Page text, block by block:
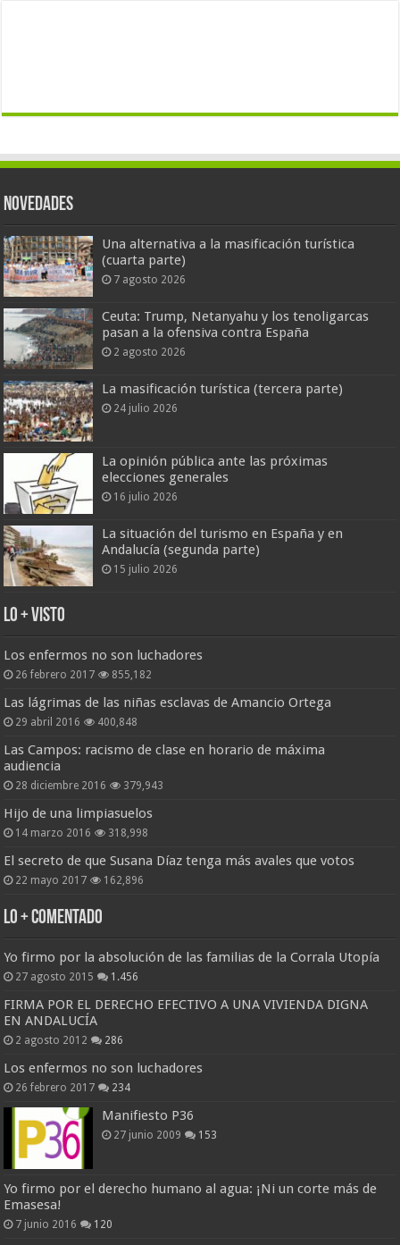
Novedades
Una alternativa a la masificación turística
(cuarta parte)
7 agosto 2026
Ceuta: Trump, Netanyahu y los tenoligarcas
pasan a la ofensiva contra España
2 agosto 2026
La masificación turística (tercera parte)
24 julio 2026
La opinión pública ante las próximas
elecciones generales
16 julio 2026
La situación del turismo en España y en
Andalucía (segunda parte)
15 julio 2026
Lo + Visto
Los enfermos no son luchadores
26 febrero 2017 855,182
Las lágrimas de las niñas esclavas de Amancio Ortega
29 abril 2016 400,848
Las Campos: racismo de clase en horario de máxima
audiencia
28 diciembre 2016 379,943
Hijo de una limpiasuelos
14 marzo 2016 318,998
El secreto de que Susana Díaz tenga más avales que votos
22 mayo 2017 162,896
Lo + Comentado
Yo firmo por la absolución de las familias de la Corrala Utopía
27 agosto 2015 1.456
FIRMA POR EL DERECHO EFECTIVO A UNA VIVIENDA DIGNA
EN ANDALUCÍA
2 agosto 2012 286
Los enfermos no son luchadores
26 febrero 2017 234
Manifiesto P36
27 junio 2009 153
Yo firmo por el derecho humano al agua: ¡Ni un corte más de
Emasesa!
7 junio 2016 120